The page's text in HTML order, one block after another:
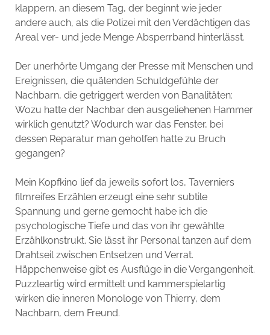
klappern, an diesem Tag, der beginnt wie jeder
andere auch, als die Polizei mit den Verdächtigen das
Areal ver- und jede Menge Absperrband hinterlässt.
Der unerhörte Umgang der Presse mit Menschen und
Ereignissen, die quälenden Schuldgefühle der
Nachbarn, die getriggert werden von Banalitäten:
Wozu hatte der Nachbar den ausgeliehenen Hammer
wirklich genutzt? Wodurch war das Fenster, bei
dessen Reparatur man geholfen hatte zu Bruch
gegangen?
Mein Kopfkino lief da jeweils sofort los, Taverniers
filmreifes Erzählen erzeugt eine sehr subtile
Spannung und gerne gemocht habe ich die
psychologische Tiefe und das von ihr gewählte
Erzählkonstrukt. Sie lässt ihr Personal tanzen auf dem
Drahtseil zwischen Entsetzen und Verrat.
Häppchenweise gibt es Ausflüge in die Vergangenheit.
Puzzleartig wird ermittelt und kammerspielartig
wirken die inneren Monologe von Thierry, dem
Nachbarn, dem Freund.